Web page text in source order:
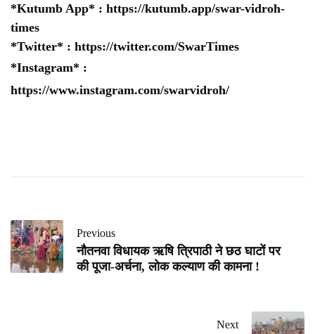
*Kutumb App* : https://kutumb.app/swar-vidroh-
times
*Twitter* : https://twitter.com/SwarTimes
*Instagram* :
https://www.instagram.com/swarvidroh/
Previous
नौतनवा विधायक ऋषि त्रिपाठी ने छठ घाटों पर
की पूजा-अर्चना, लोक कल्याण की कामना !
Next